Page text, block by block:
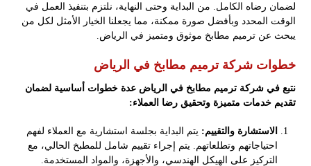
لضمان رضاه الكامل. من البداية وحتى النهاية، نلتزم بتنفيذ العمل في
الوقت المحدد وبأفضل صورة ممكنة، مما يجعلنا الخيار الأمثل لكل من
يبحث عن ترميم مطابخ موثوق ومتميز في الرياض.
خطوات شركة ترميم مطابخ في الرياض
نتبع في شركة ترميم مطابخ في الرياض عدة خطوات أساسية لضمان
تقديم خدمات متميزة وتحقيق رضا العملاء:
الاستشارة والتقييم: يتم البداية بجلسة استشارية مع العملاء لفهم
احتياجاتهم وتطلعاتهم. يتم إجراء تقييم شامل للمطبخ الحالي، مع
التركيز على الهيكل الهندسي، والأجهزة، والمواد المستخدمة.